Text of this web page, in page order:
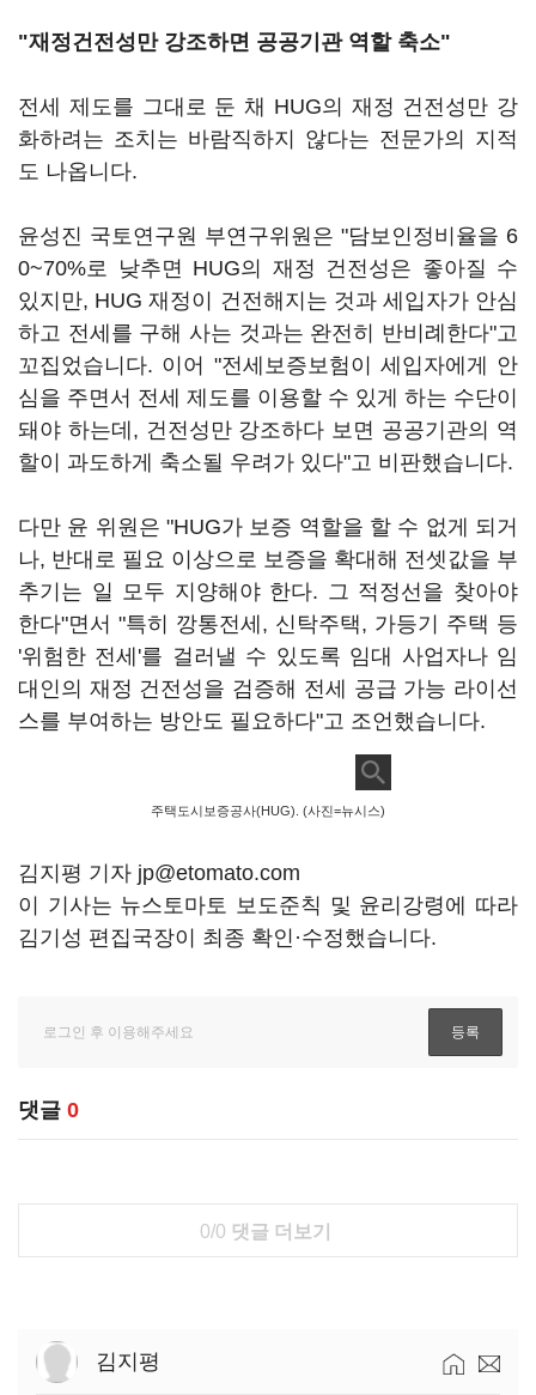
"재정건전성만 강조하면 공공기관 역할 축소"
전세 제도를 그대로 둔 채 HUG의 재정 건전성만 강
화하려는 조치는 바람직하지 않다는 전문가의 지적
도 나옵니다.
윤성진 국토연구원 부연구위원은 "담보인정비율을 6
0~70%로 낮추면 HUG의 재정 건전성은 좋아질 수
있지만, HUG 재정이 건전해지는 것과 세입자가 안심
하고 전세를 구해 사는 것과는 완전히 반비례한다"고
꼬집었습니다. 이어 "전세보증보험이 세입자에게 안
심을 주면서 전세 제도를 이용할 수 있게 하는 수단이
돼야 하는데, 건전성만 강조하다 보면 공공기관의 역
할이 과도하게 축소될 우려가 있다"고 비판했습니다.
다만 윤 위원은 "HUG가 보증 역할을 할 수 없게 되거
나, 반대로 필요 이상으로 보증을 확대해 전셋값을 부
추기는 일 모두 지양해야 한다. 그 적정선을 찾아야
한다"면서 "특히 깡통전세, 신탁주택, 가등기 주택 등
'위험한 전세'를 걸러낼 수 있도록 임대 사업자나 임
대인의 재정 건전성을 검증해 전세 공급 가능 라이선
스를 부여하는 방안도 필요하다"고 조언했습니다.
주택도시보증공사(HUG). (사진=뉴시스)
김지평 기자 jp@etomato.com
이 기사는 뉴스토마토 보도준칙 및 윤리강령에 따라
김기성 편집국장이 최종 확인·수정했습니다.
댓글 0
0/0 댓글 더보기
김지평